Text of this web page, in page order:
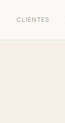
CLIENTES